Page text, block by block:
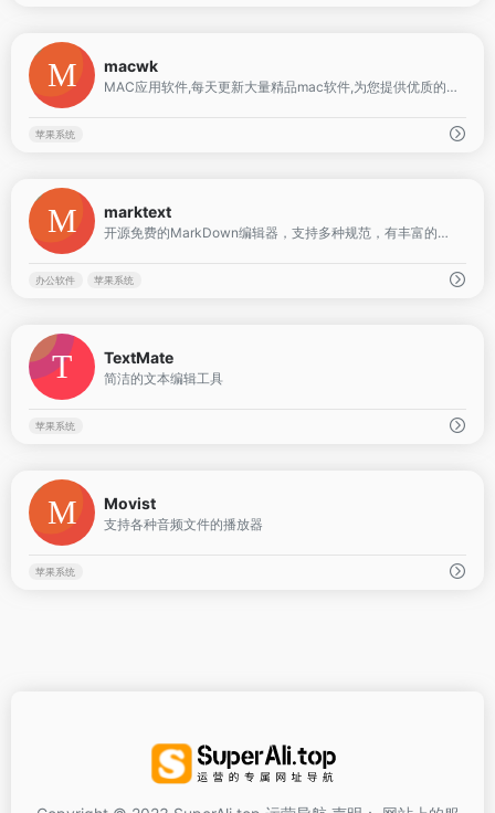
macwk
MAC应用软件,每天更新大量精品mac软件,为您提供优质的mac软件,mac破解版软件下载
苹果系统
marktext
开源免费的MarkDown编辑器，支持多种规范，有丰富的主题，且跨平台支持
办公软件 苹果系统
TextMate
简洁的文本编辑工具
苹果系统
Movist
支持各种音频文件的播放器
苹果系统